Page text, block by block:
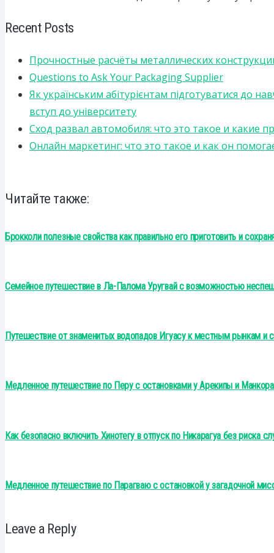
Recent Posts
Прочностные расчёты металлических
Questions to Ask Your Packaging Supplier
Як українським абітурієнтам підготуватися до
вступ до університету
Сход развал автомобиля: что это такое и какие
Онлайн маркетинг: что это такое и как он
Читайте также:
Брокколи полезные свойства как правильно его приготовить и
Семейное путешествие в Ла-Палома Уругвай с возможностью
Путешествие от знаменитых водопадов Игуасу к местным рынкам
Медленное путешествие по Перу с остановками у Арекипы и
Как безопасно включить Хинотегу в отпуск по Никарагуа без риска
Медленное путешествие по Парагваю с остановкой у загадочной
Leave a Reply